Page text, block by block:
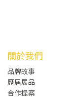
關於我們
品牌故事
歷屆展品
合作提案